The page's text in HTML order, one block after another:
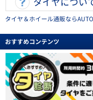
タイヤ＆ホイール通販なら
おすすめコンテンツ